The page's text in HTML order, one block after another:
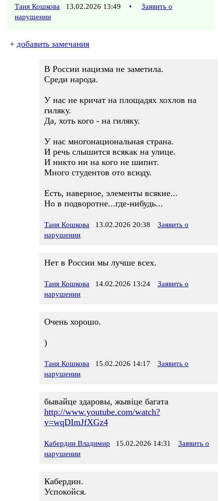
Таня Кошкова 13.02.2026 13:49 •
Заявить о
нарушении
+ добавить замечания
В России нацизма не заметила.
Среди народа.
У нас не кричат на площадях хохлов на
гиляку.
Да, хоть кого - на гиляку.
У нас многонациональная страна.
И речь слышится всякак на улице.
И никто ни на кого не шипит.
Много студентов ото всюду.
Есть, наверное, элементы всякие...
Но в подворотне...где-нибудь...
Таня Кошкова 13.02.2026 20:38
Заявить о
нарушении
Нет в России мы лучше всех.
Таня Кошкова 14.02.2026 13:24
Заявить о
нарушении
Очень хорошо.
)
Таня Кошкова 15.02.2026 14:17
Заявить о
нарушении
бывайце здаровы, жывіце багата
http://www.youtube.com/watch?
v=wqDImJfXGz4
Кабердин Владимир 15.02.2026 14:31
Заявить о
нарушении
Кабердин.
Успокойся.